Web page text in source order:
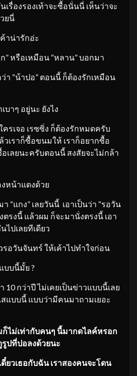
เรื่องรองเท้าจะซื้อนั่นนี่ เห็นว่าจะ
ยนี่
าน่ารักอ่ะ
” หรือเหมือน “หลาน” บอกมา
“น้าปอ” ตอนนี้ ก็ต้องรักเหมือน
าๆ อยู่นะ ยังไง
เจอ เรซซิ่ง ก็ต้องรักหมดครับ
วเราก็ซื้อขนมให้ เราก็อยากซื้อ
อเลยนะครับตอนนี้ สงสัยจะไม่กล้า
หน้าแดงด้วย
แกง” เลยวันนี้ เอาเป็นว่า “รอวัน
รงนี้ แล้วผม ก็จะมานั่งตรงนี้ เอา
ไปเลยทีเดียว
อวันจันทร์ ให้เค้าไปทำใจก่อน
บบนี้มั้ย ?
กว่าปี ไม่เคยเป็นข่าวแบบนี้เลย
แบบนี้ แบบว่ามีคนมาถามเยอะ
ไม่เท่ากับคนๆ นี้มากดไลค์หรอก
รูปที่ปอลงด้วยนะ
ดี๋ยวเธอกับฉัน เราสองคนจะโดน